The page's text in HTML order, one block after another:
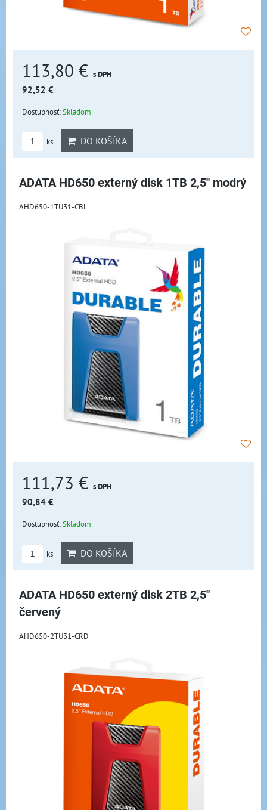
113,80 € s DPH
92,52 €
Dostupnosť:Skladom
ks DO KOŠÍKA
ADATA HD650 externý disk 1TB 2,5'' modrý
AHD650-1TU31-CBL
111,73 € s DPH
90,84 €
Dostupnosť:Skladom
ks DO KOŠÍKA
ADATA HD650 externý disk 2TB 2,5''
červený
AHD650-2TU31-CRD